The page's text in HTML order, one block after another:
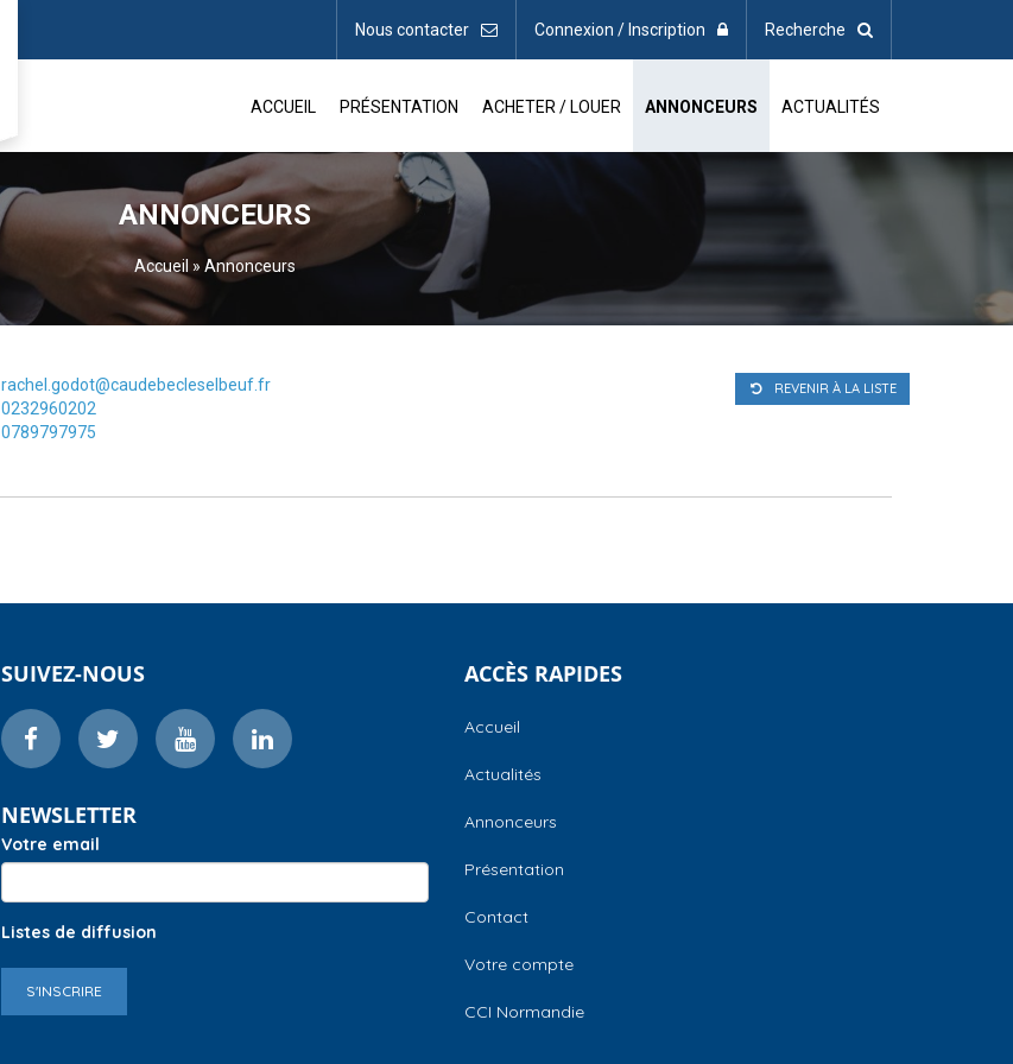
Nous contacter Connexion / Inscription Recherche
ACCUEIL PRÉSENTATION ACHETER / LOUER ANNONCEURS ACTUALITÉS
ANNONCEURS
Accueil » Annonceurs
REVENIR À LA LISTE
rachel.godot@caudebecleselbeuf.fr
0232960202
0789797975
SUIVEZ-NOUS
NEWSLETTER
Votre email
Listes de diffusion
S'INSCRIRE
ACCÈS RAPIDES
Accueil
Actualités
Annonceurs
Présentation
Contact
Votre compte
CCI Normandie